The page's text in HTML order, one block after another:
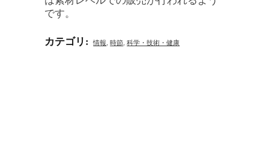
です。
カテゴリ: 情報, 時節, 科学・技術・健康